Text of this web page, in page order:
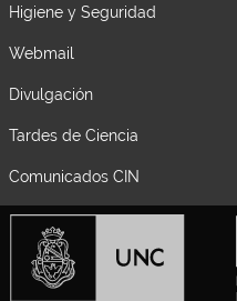
Higiene y Seguridad
Webmail
Divulgación
Tardes de Ciencia
Comunicados CIN